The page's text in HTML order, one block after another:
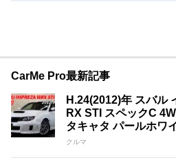
CarMe Pro最新記事
H.24(2012)年 スバル
RX STI スペックC
タキャタ パールホワ
クルマ